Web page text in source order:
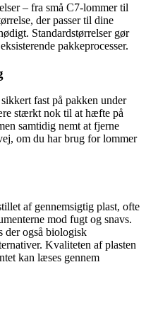
– fra små C7-lommer til
der passer til dine
Standardstørrelser gør
pakkeprocesser.
fast på pakken under
stærkt nok til at hæfte på
samtidig nemt at fjerne
om du har brug for lommer
af gennemsigtig plast, ofte
mod fugt og snavs.
der også biologisk
Kvaliteten af plasten
kan læses gennem